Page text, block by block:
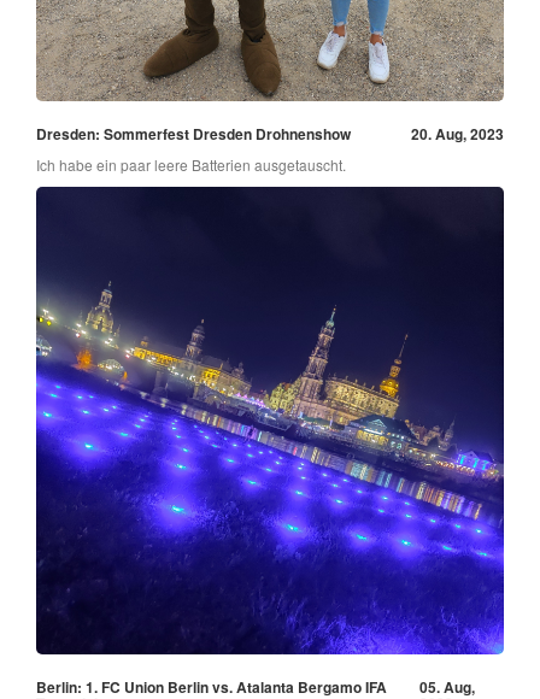
Dresden: Sommerfest Dresden Drohnenshow 20. Aug, 2023
Ich habe ein paar leere Batterien ausgetauscht.
Berlin: 1. FC Union Berlin vs. Atalanta Bergamo IFA 05. Aug,